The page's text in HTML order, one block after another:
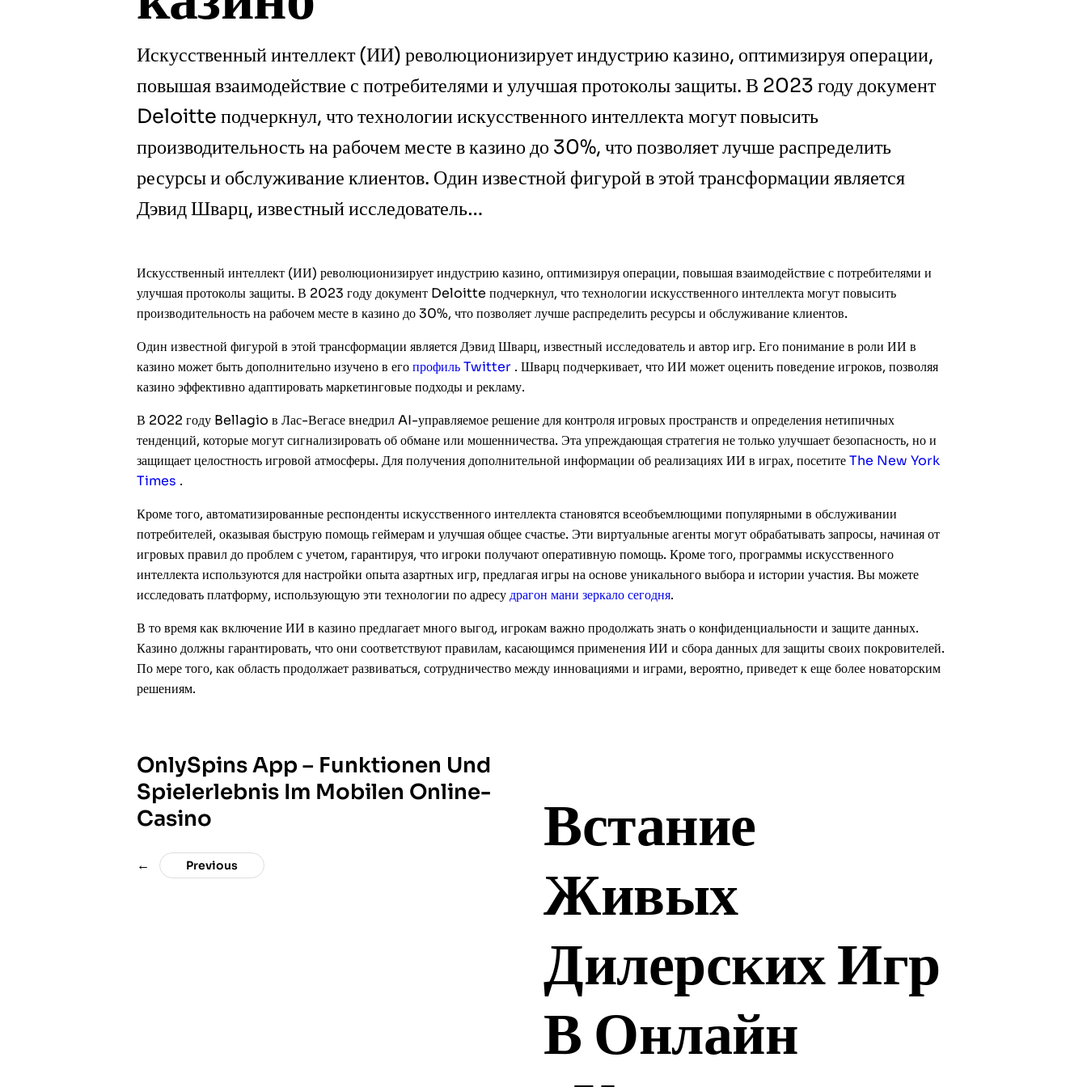
Искусственный интеллект (ИИ) революционизирует индустрию казино, оптимизируя операции,
повышая взаимодействие с потребителями и улучшая протоколы защиты. В 2023 году документ
Deloitte подчеркнул, что технологии искусственного интеллекта могут повысить
производительность на рабочем месте в казино до 30%, что позволяет лучше распределить
ресурсы и обслуживание клиентов. Один известной фигурой в этой трансформации является
Дэвид Шварц, известный исследователь…
Искусственный интеллект (ИИ) революционизирует индустрию казино, оптимизируя операции, повышая взаимодействие с потребителями и
улучшая протоколы защиты. В 2023 году документ Deloitte подчеркнул, что технологии искусственного интеллекта могут повысить
производительность на рабочем месте в казино до 30%, что позволяет лучше распределить ресурсы и обслуживание клиентов.
Один известной фигурой в этой трансформации является Дэвид Шварц, известный исследователь и автор игр. Его понимание в роли ИИ в
казино может быть дополнительно изучено в егопрофиль Twitter . Шварц подчеркивает, что ИИ может оценить поведение игроков, позволяя
казино эффективно адаптировать маркетинговые подходы и рекламу.
В 2022 году Bellagio в Лас-Вегасе внедрил AI-управляемое решение для контроля игровых пространств и определения нетипичных
тенденций, которые могут сигнализировать об обмане или мошенничества. Эта упреждающая стратегия не только улучшает безопасность, но и
защищает целостность игровой атмосферы. Для получения дополнительной информации об реализациях ИИ в играх, посетитеThe New York
Times .
Кроме того, автоматизированные респонденты искусственного интеллекта становятся всеобъемлющими популярными в обслуживании
потребителей, оказывая быструю помощь геймерам и улучшая общее счастье. Эти виртуальные агенты могут обрабатывать запросы, начиная от
игровых правил до проблем с учетом, гарантируя, что игроки получают оперативную помощь. Кроме того, программы искусственного
интеллекта используются для настройки опыта азартных игр, предлагая игры на основе уникального выбора и истории участия. Вы можете
исследовать платформу, использующую эти технологии по адресудрагон мани зеркало сегодня.
В то время как включение ИИ в казино предлагает много выгод, игрокам важно продолжать знать о конфиденциальности и защите данных.
Казино должны гарантировать, что они соответствуют правилам, касающимся применения ИИ и сбора данных для защиты своих покровителей.
По мере того, как область продолжает развиваться, сотрудничество между инновациями и играми, вероятно, приведет к еще более новаторским
решениям.
OnlySpins App – Funktionen Und
Spielerlebnis Im Mobilen Online-
Casino
← Previous
Встание
Живых
Дилерских Игр
В Онлайн